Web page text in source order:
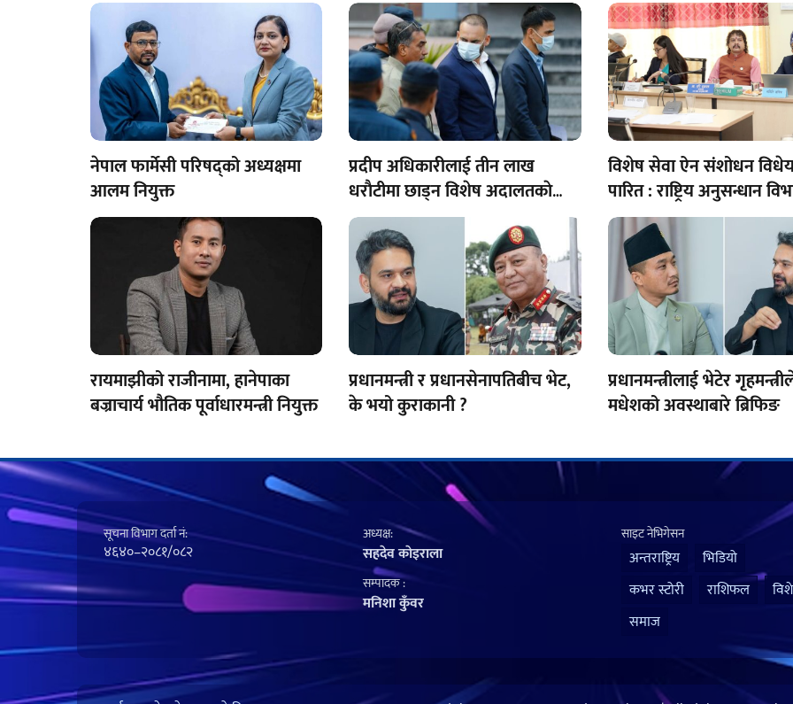
नेपाल फार्मेसी परिषद्को अध्यक्षमा
आलम नियुक्त
प्रदीप अधिकारीलाई तीन लाख
धराैटीमा छाड्न विशेष अदालतकाे
आदेश
विशेष सेवा ऐन संशोधन
पारित : राष्ट्रिय अनुसन्धान
प्रधानमन्त्री मातहत रहने
रायमाझीको राजीनामा, हानेपाका
बज्राचार्य भौतिक पूर्वाधारमन्त्री नियुक्त
प्रधानमन्त्री र प्रधानसेनापतिबीच भेट,
के भयो कुराकानी ?
प्रधानमन्त्रीलाई भेटेर
मधेशको अवस्थाबारे ब्रिफिङ
सूचना विभाग दर्ता नं‍:
४६४०–२०८१/०८२
अध्यक्ष:
सहदेव काेइराला
सम्पादक :
मनिशा कुँवर
साइट नेभिगेसन
अन्तराष्ट्रिय
भिडियो
कभर स्टोरी
राशिफल
समाज